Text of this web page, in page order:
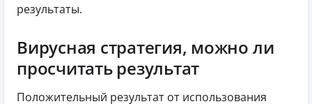
результаты.
Вирусная стратегия, можно ли
просчитать результат
Положительный результат от использования